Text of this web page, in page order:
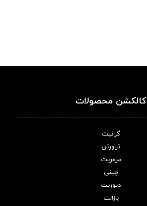
کالکشن محصولات
گرانیت
تراورتن
مرمریت
چینی
دیوریت
بازالت